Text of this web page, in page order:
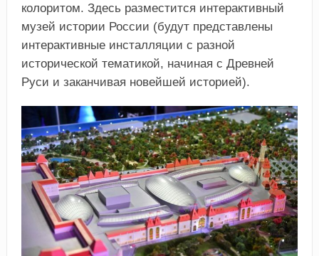
колоритом. Здесь разместится интерактивный
музей истории России (будут представлены
интерактивные инсталляции с разной
исторической тематикой, начиная с Древней
Руси и заканчивая новейшей историей).